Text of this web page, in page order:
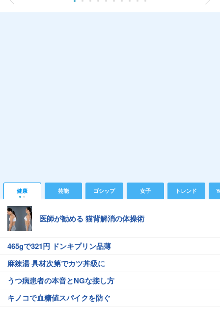
健康 芸能 ゴシップ 女子 トレンド
医師が勧める 猫背解消の体操術
465gで321円 ドンキプリン品薄
麻辣湯 具材次第でカツ丼級に
うつ病患者の本音とNGな接し方
キノコで血糖値スパイクを防ぐ